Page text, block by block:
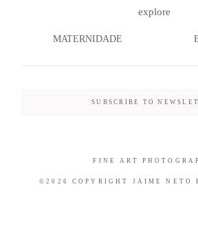
PHOTOGRAPHYexplore
MATERNIDADE
SUBSCRIBE TO
©2026 COPYRIGHT JAIME NETO
FINE ART